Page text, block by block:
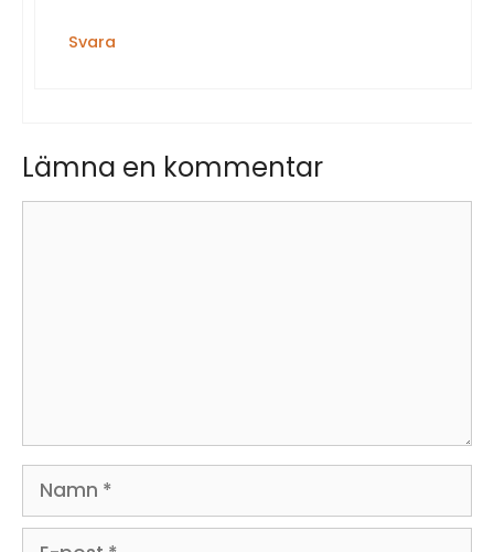
Svara
Lämna en kommentar